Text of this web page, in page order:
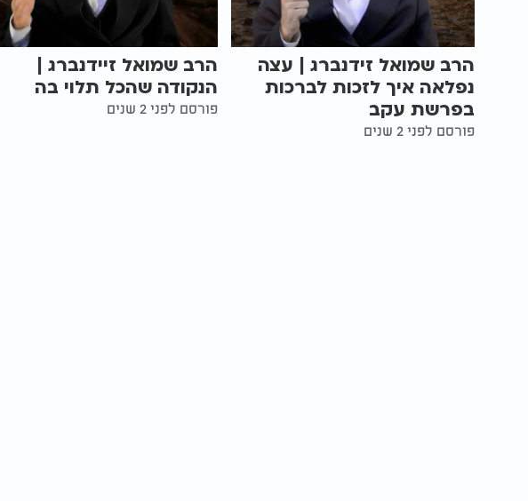
הרב שמואל זידנברג | עצה
נפלאה איך לזכות לברכות
בפרשת עקב
פורסם לפני 2 שנים
הרב שמואל זיידנברג |
הנקודה שהכל תלוי בה
פורסם לפני 2 שנים